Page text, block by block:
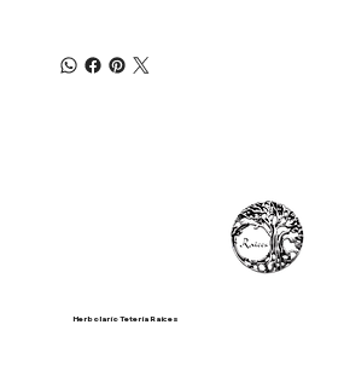
Herbolario Tetería Raíces